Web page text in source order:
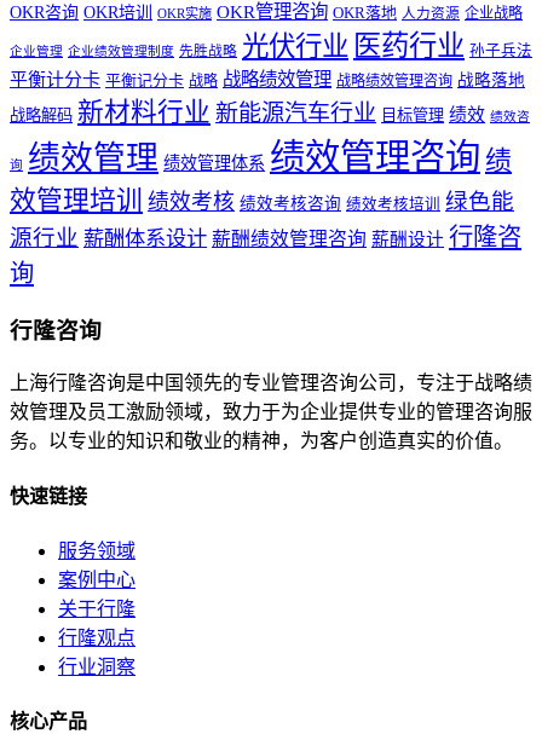
OKR咨询 OKR培训 OKR实施 OKR管理咨询 OKR落地 人力资源 企业战略
企业管理 企业绩效管理制度 先胜战略 光伏行业 医药行业 孙子兵法
平衡计分卡 平衡记分卡 战略 战略绩效管理 战略绩效管理咨询 战略落地
战略解码 新材料行业 新能源汽车行业 目标管理 绩效 绩效咨
询 绩效管理 绩效管理体系 绩效管理咨询 绩
效管理培训 绩效考核 绩效考核咨询 绩效考核培训
绿色能
源行业 薪酬体系设计 薪酬绩效管理咨询 薪酬设计 行隆咨
询
行隆咨询
上海行隆咨询是中国领先的专业管理咨询公司，专注于战略绩
效管理及员工激励领域，致力于为企业提供专业的管理咨询服
务。以专业的知识和敬业的精神，为客户创造真实的价值。
快速链接
服务领域
案例中心
关于行隆
行隆观点
行业洞察
核心产品